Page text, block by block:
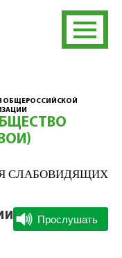
ОБЩЕРОССИЙСКОЙ
СЛАБОВИДЯЩИХ